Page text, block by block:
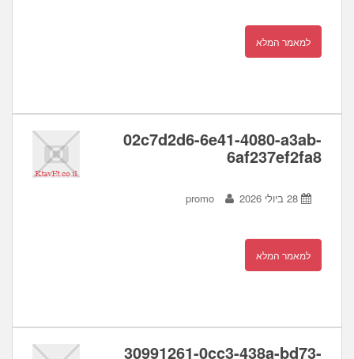
למאמר המלא
02c7d2d6-6e41-4080-a3ab-
6af237ef2fa8
28 ביולי 2026 promo
למאמר המלא
30991261-0cc3-438a-bd73-